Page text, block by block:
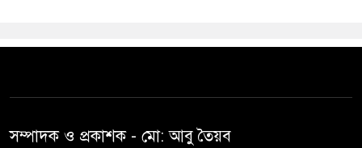
সম্পাদক ও প্রকাশক -‌ মো: আবু‌ তৈয়ব